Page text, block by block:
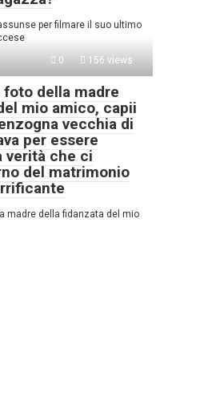
per filmare il suo ultimo
0 156 views
foto della madre
mio amico, capii
vecchia di
per essere
verità che ci
del matrimonio
madre della fidanzata del mio